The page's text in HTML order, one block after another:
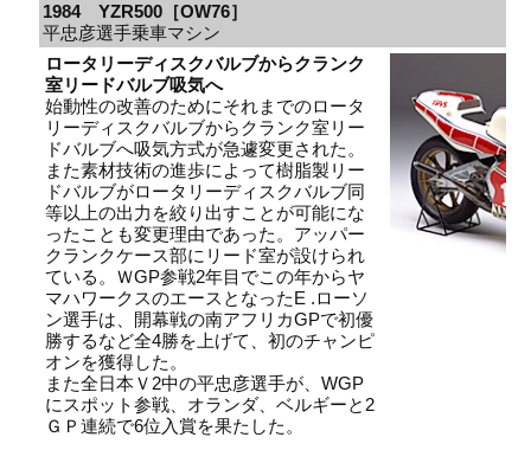
1984 YZR500［OW76］
平忠彦選手乗車マシン
ロータリーディスクバルブからクランク
室リードバルブ吸気へ
始動性の改善のためにそれまでのロータ
リーディスクバルブからクランク室リー
ドバルブへ吸気方式が急遽変更された。
また素材技術の進歩によって樹脂製リー
ドバルブがロータリーディスクバルブ同
等以上の出力を絞り出すことが可能にな
ったことも変更理由であった。アッパー
クランクケース部にリード室が設けられ
ている。ＷGP参戦2年目でこの年からヤ
マハワークスのエースとなったE .ローソ
ン選手は、開幕戦の南アフリカGPで初優
勝するなど全4勝を上げて、初のチャンピ
オンを獲得した。
また全日本Ｖ2中の平忠彦選手が、WGP
にスポット参戦、オランダ、ベルギーと2
ＧＰ連続で6位入賞を果たした。